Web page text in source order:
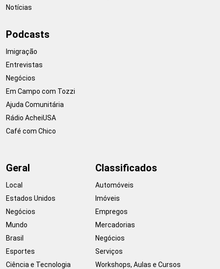
Notícias
Podcasts
Imigração
Entrevistas
Negócios
Em Campo com Tozzi
Ajuda Comunitária
Rádio AcheiUSA
Café com Chico
Geral
Local
Estados Unidos
Negócios
Mundo
Brasil
Esportes
Ciência e Tecnologia
Classificados
Automóveis
Imóveis
Empregos
Mercadorias
Negócios
Serviços
Workshops, Aulas e Cursos